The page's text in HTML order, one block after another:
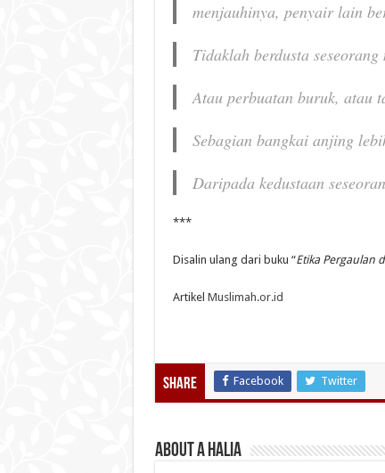
menjauhinya, penyair lain
Tidaklah berdusta
Atau perbuatan buruk, atau
Sebagian bangkai anjing
Daripada kedustaan
***
Disalin ulang dari buku “Etika Pergaulan
Artikel Muslimah.or.id
Share Facebook Twitter
About A Halia